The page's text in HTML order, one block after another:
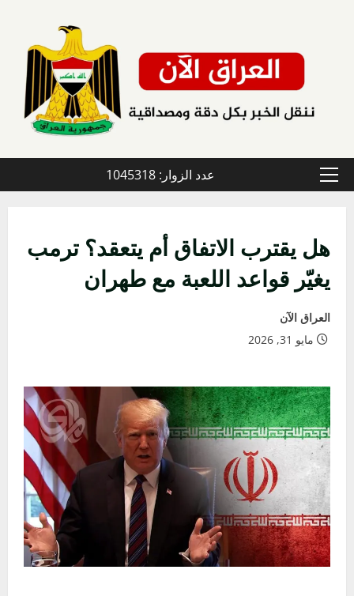
القائمة
عدد الزوار: 1045318
هل يقترب الاتفاق أم يتعقد؟ ترمب
يغيّر قواعد اللعبة مع طهران
العراق الآن
مايو 31, 2026